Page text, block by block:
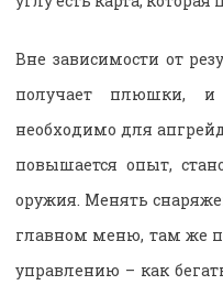
Вне зависимости от
получает плюшки, и
необходимо для
повышается опыт,
оружия. Менять
главном меню, там же
управлению – как